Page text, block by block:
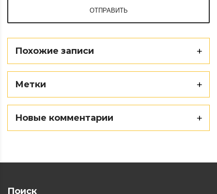
Похожие записи
ОТПРАВИТЬ
Метки
Новые комментарии
Поиск